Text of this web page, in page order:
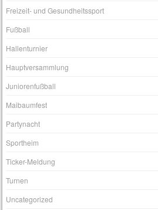
Freizeit- und Gesundheitssport
Fußball
Hallenturnier
Hauptversammlung
Juniorenfußball
Maibaumfest
Partynacht
Sportheim
Ticker-Meldung
Turnen
Uncategorized